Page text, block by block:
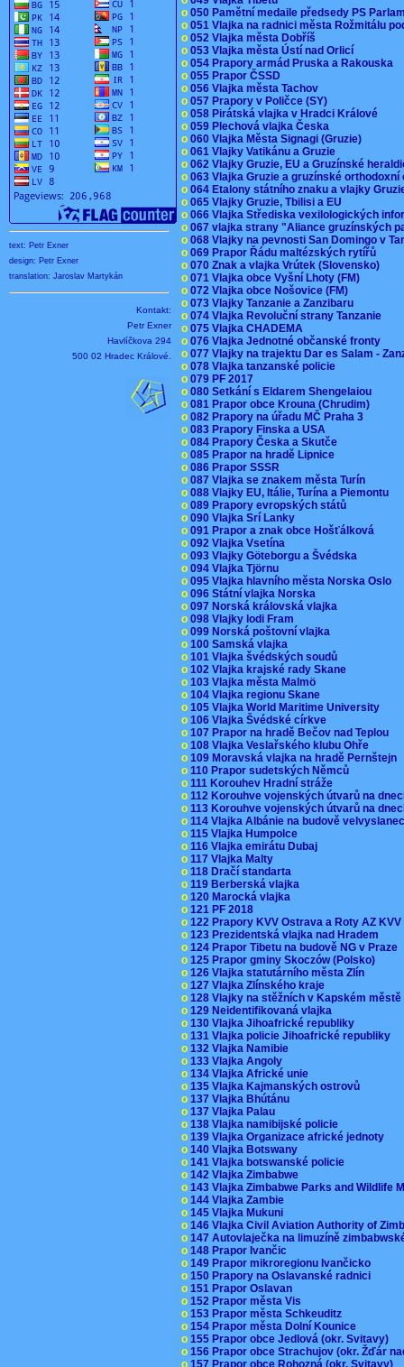
text: Petr Exner
design: Petr Exner
translation: Jaroslav Martykán
Kontakt:
Petr Exner
Havlíčkova 294
500 02 Hradec Králové.
o 050 Pamětní medaile předsedy PS
o 051 Vlajka na radnici města Rožmitálu
o 052 Vlajka města Dobříš
o 053 Vlajka města Ústí nad Orlicí
o 054 Prapory armád Pruska a Rakouska
o 055 Prapor ČSSD
o 056 Vlajka města Tachov
o 057 Prapory v Poličce (SY)
o 058 Pirátská vlajka v Hradci Králové
o 059 Plechová vlajka Česka
o 060 Vlajka Města Signagi (Gruzie)
o 061 Vlajky Vatikánu a Gruzie
o 062 Vlajky Gruzie, EU a Gruzínské
o 063 Vlajka Gruzie a gruzínské
o 064 Etalony státního znaku a vlajky
o 065 Vlajky Gruzie, Tbilisi a EU
o 066 Vlajka Střediska vexilologických
o 067 vlajka strany "Aliance gruzínských
o 068 Vlajky na pevnosti San Domingo v
o 069 Prapor Řádu maltézských rytířů
o 070 Znak a vlajka Vrútek (Slovensko)
o 071 Vlajka obce Vyšní Lhoty (FM)
o 072 Vlajka obce Nošovice (FM)
o 073 Vlajky Tanzanie a Zanzibaru
o 074 Vlajka Revoluční strany Tanzanie
o 075 Vlajka CHADEMA
o 076 Vlajka Jednotné občanské fronty
o 077 Vlajky na trajektu Dar es Salam -
o 078 Vlajka tanzanské policie
o 079 PF 2017
o 080 Setkání s Eldarem Shengelaiou
o 081 Prapor obce Krouna (Chrudim)
o 082 Prapory na úřadu MČ Praha 3
o 083 Prapory Finska a USA
o 084 Prapory Česka a Skutče
o 085 Prapor na hradě Lipnice
o 086 Prapor SSSR
o 087 Vlajka se znakem města Turín
o 088 Vlajky EU, Itálie, Turína a Piemontu
o 089 Prapory evropských států
o 090 Vlajka Srí Lanky
o 091 Prapor a znak obce Hošťálková
o 092 Vlajka Vsetína
o 093 Vlajky Göteborgu a Švédska
o 094 Vlajka Tjörnu
o 095 Vlajka hlavního města Norska Oslo
o 096 Státní vlajka Norska
o 097 Norská královská vlajka
o 098 Vlajky lodi Fram
o 099 Norská poštovní vlajka
o 100 Samská vlajka
o 101 Vlajka švédských soudů
o 102 Vlajka krajské rady Skane
o 103 Vlajka města Malmö
o 104 Vlajka regionu Skane
o 105 Vlajka World Maritime University
o 106 Vlajka Švédské církve
o 107 Prapor na hradě Bečov nad Teplou
o 108 Vlajka Veslařského klubu Ohře
o 109 Moravská vlajka na hradě Pernštejn
o 110 Prapor sudetských Němců
o 111 Korouhev Hradní stráže
o 112 Korouhve vojenských útvarů na
o 113 Korouhve vojenských útvarů na
o 114 Vlajka Albánie na budově
o 115 Vlajka Humpolce
o 116 Vlajka emirátu Dubaj
o 117 Vlajka Malty
o 118 Dračí standarta
o 119 Berberská vlajka
o 120 Marocká vlajka
o 121 PF 2018
o 122 Prapory KVV Ostrava a Roty AZ
o 123 Prezidentská vlajka nad Hradem
o 124 Prapor Tibetu na budově NG v Praze
o 125 Prapor gminy Skoczów (Polsko)
o 126 Vlajka statutárního města Zlín
o 127 Vlajka Zlínského kraje
o 128 Vlajky na stěžních v Kapském
o 129 Neidentifikovaná vlajka
o 130 Vlajka Jihoafrické republiky
o 131 Vlajka policie Jihoafrické republiky
o 132 Vlajka Namibie
o 133 Vlajka Angoly
o 134 Vlajka Africké unie
o 135 Vlajka Kajmanských ostrovů
o 137 Vlajka Bhútánu
o 137 Vlajka Palau
o 138 Vlajka namibijské policie
o 139 Vlajka Organizace africké jednoty
o 140 Vlajka Botswany
o 141 Vlajka botswanské policie
o 142 Vlajka Zimbabwe
o 143 Vlajka Zimbabwe Parks and Wildlife
o 144 Vlajka Zambie
o 145 Vlajka Mukuni
o 146 Vlajka Civil Aviation Authority of
o 147 Autovlaječka na limuzíně
o 148 Prapor Ivančic
o 149 Prapor mikroregionu Ivančicko
o 150 Prapory na Oslavanské radnici
o 151 Prapor Oslavan
o 152 Prapor města Vis
o 153 Prapor města Schkeuditz
o 154 Prapor města Dolní Kounice
o 155 Prapor obce Jedlová (okr. Svitavy)
o 156 Prapor obce Strachujov (okr. Žďár
o 157 Prapor obce Rohozná (okr. Svitavy)